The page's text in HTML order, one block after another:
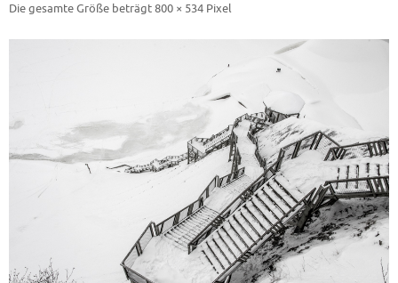
Die gesamte Größe beträgt800 × 534 Pixel